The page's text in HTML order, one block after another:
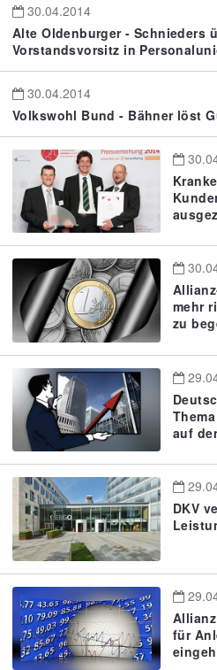
30.04.2014
Alte Oldenburger - Schnieders
Vorstandsvorsitz in
30.04.2014
Volkswohl Bund - Bähner löst
mehr
zu
auf
DKV
für